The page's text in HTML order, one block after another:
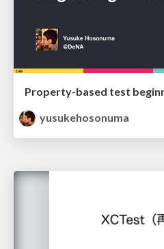
Property-based test
yusukehosonuma